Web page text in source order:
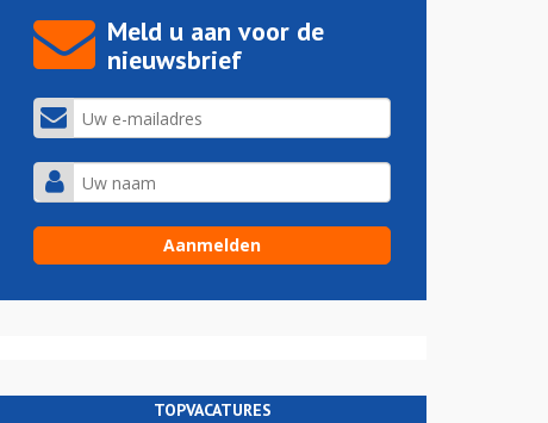
Meld u aan voor de
nieuwsbrief
TOPVACATURES